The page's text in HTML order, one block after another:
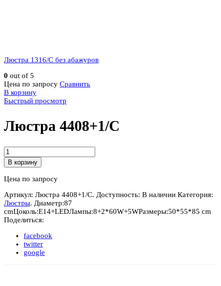
Люстра 1316/C без абажуров
0 out of 5
Цена по запросу Сравнить
В корзину
Быстрый просмотр
Люстра 4408+1/C
Количество
Люстра
4408+1/C
В корзину
Цена по запросу
Артикул: Люстра 4408+1/C. Доступность: В наличии Категория:
Люстры. Диаметр:87
cmЦоколь:E14+LEDЛампы:8+2*60W+5WРазмеры:50*55*85 cm
Поделиться:
facebook
twitter
google